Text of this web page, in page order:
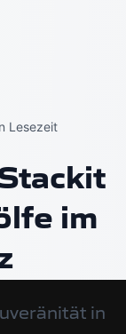
Lesezeit
im
in